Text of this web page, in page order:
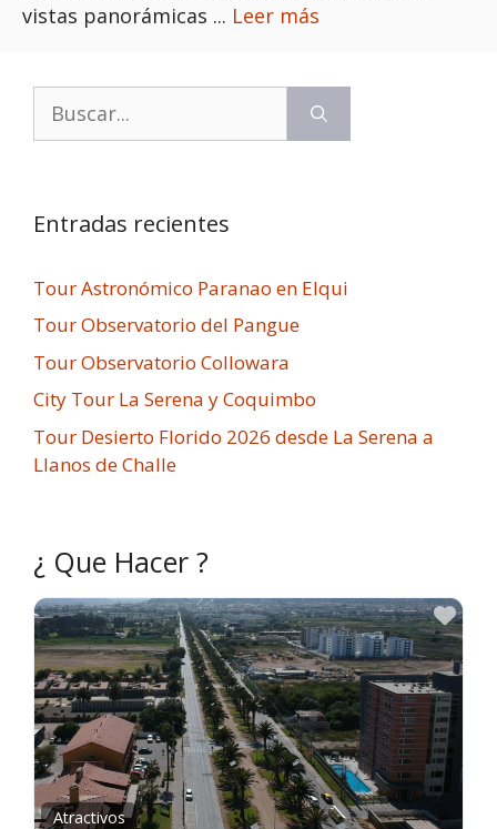
vistas panorámicas ... Leer más
Entradas recientes
Tour Astronómico Paranao en Elqui
Tour Observatorio del Pangue
Tour Observatorio Collowara
City Tour La Serena y Coquimbo
Tour Desierto Florido 2026 desde La Serena a
Llanos de Challe
¿ Que Hacer ?
Atractivos